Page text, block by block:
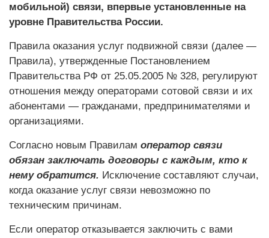
мобильной) связи, впервые установленные на
уровне Правительства России.
Правила оказания услуг подвижной связи (далее —
Правила), утвержденные Постановлением
Правительства РФ от 25.05.2005 № 328, регулируют
отношения между операторами сотовой связи и их
абонентами — гражданами, предпринимателями и
организациями.
Согласно новым Правилам оператор связи
обязан заключать договоры с каждым, кто к
нему обратится. Исключение составляют случаи,
когда оказание услуг связи невозможно по
техническим причинам.
Если оператор отказывается заключить с вами